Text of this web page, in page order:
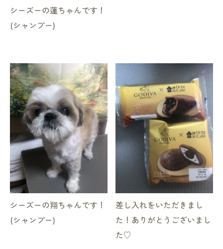
シーズーの蓮ちゃんです！
(シャンプー)
シーズーの翔ちゃんです！
(シャンプー)
差し入れをいただきまし
た！ありがとうございまし
た♡